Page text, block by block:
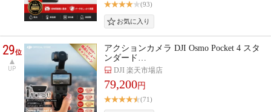
(93)
29位
UP
アクションカメラ DJI Osmo Pocket 4 スタ
ンダード…
DJI 楽天市場店
79,200円
(71)